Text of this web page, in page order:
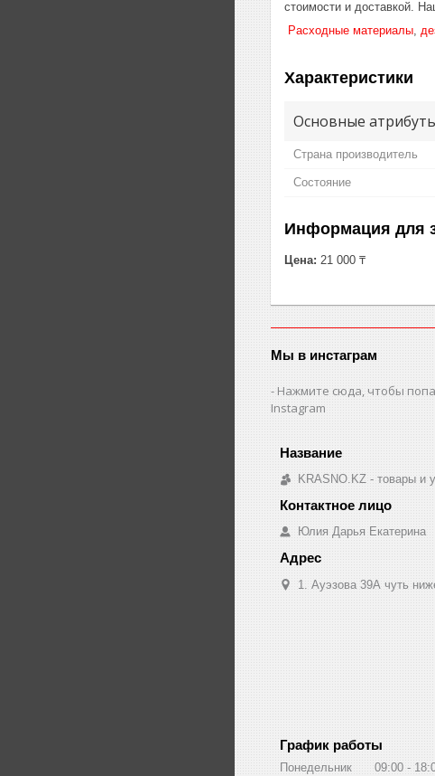
стоимости и доставкой.
Расходные материалы
Характеристики
Основные
Страна производитель
Состояние
Информация для
Цена: 21 000 ₸
Мы в инстаграм
Нажмите сюда, чтобы
Instagram
KRASNO.KZ - товары и
Юлия Дарья Екатерина
1. Ауэзова 39А чуть ниже
График работы
Понедельник 09:00